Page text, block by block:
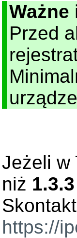
Przed
Jeżeli w
niż 1.3.3
https://